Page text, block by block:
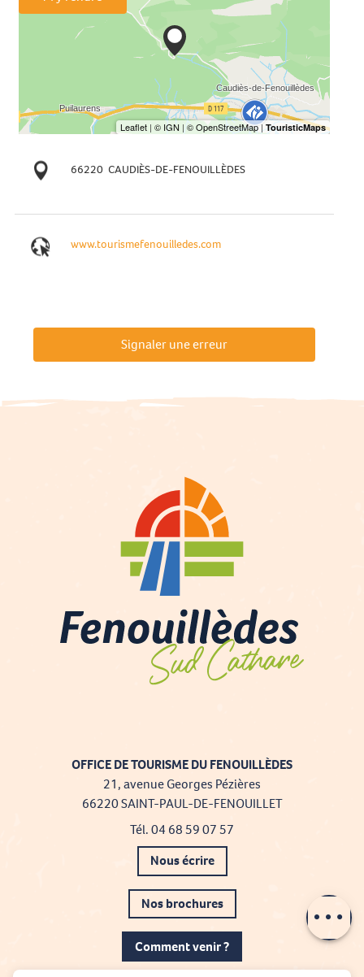
66220 CAUDIÈS-DE-FENOUILLÈDES
www.tourismefenouilledes.com
Signaler une erreur
OFFICE DE TOURISME DU FENOUILLÈDES
21, avenue Georges Pézières
66220 SAINT-PAUL-DE-FENOUILLET
Tél. 04 68 59 07 57
Nous écrire
Nos brochures
Comment venir ?